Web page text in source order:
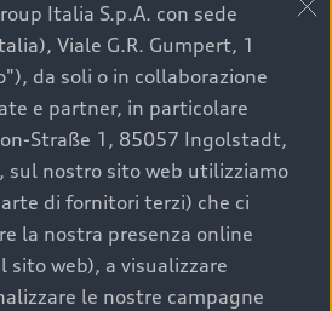
dal Customer Care
dal Concessionario
finalizzare la tua richiesta.
acquistare
Audi
Italia S.p.A. con sede
Viale G.R. Gumpert, 1
da soli o in collaborazione
e partner, in particolare
Straße 1, 85057 Ingolstadt,
sul nostro sito web utilizziamo
di fornitori terzi) che ci
la nostra presenza online
sito web), a visualizzare
le nostre campagne